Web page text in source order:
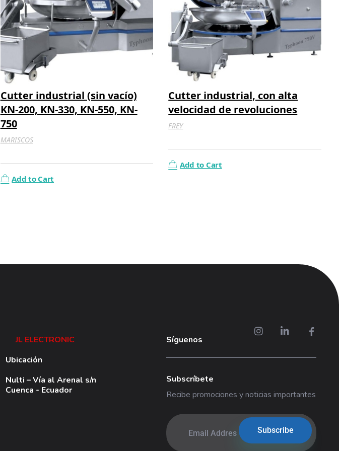
Cutter industrial (sin vacío)
KN-200, KN-330, KN-550, KN-
750
MARISCOS
Add to Cart
Cutter industrial, con alta
velocidad de revoluciones
FREY
Add to Cart
JL ELECTRONIC
Ubicación
Nulti – Vía al Arenal s/n
Cuenca - Ecuador
Síguenos
Subscríbete
Recibe promociones y noticias importantes